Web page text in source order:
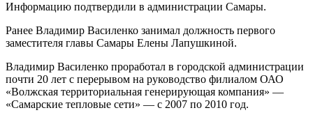
Информацию подтвердили в администрации Самары.
Ранее Владимир Василенко занимал должность первого
заместителя главы Самары Елены Лапушкиной.
Владимир Василенко проработал в городской администрации
почти 20 лет с перерывом на руководство филиалом ОАО
«Волжская территориальная генерирующая компания» —
«Самарские тепловые сети» — с 2007 по 2010 год.